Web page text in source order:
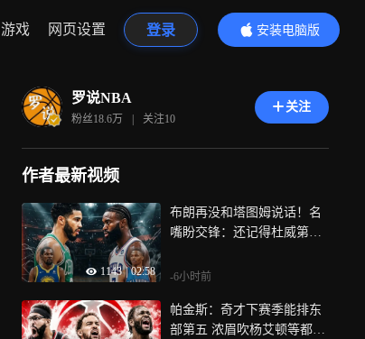
游戏 网页设置 登录
安装电脑版
内容更精彩
罗说NBA
粉丝18.6万 | 关注10
关注
作者最新视频
1143 | 02:58
布朗再没和塔图姆说话！名
嘴盼交锋：还记得杜威第一
-6小时前
帕金斯：奇才下赛季能排东
部第五 浓眉吹杨艾顿等都想